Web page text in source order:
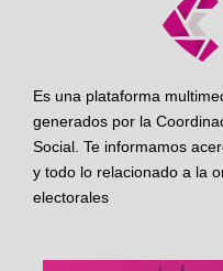
Es una plataforma
generados por la
Social. Te informamos
y todo lo relacionado a la
electorales